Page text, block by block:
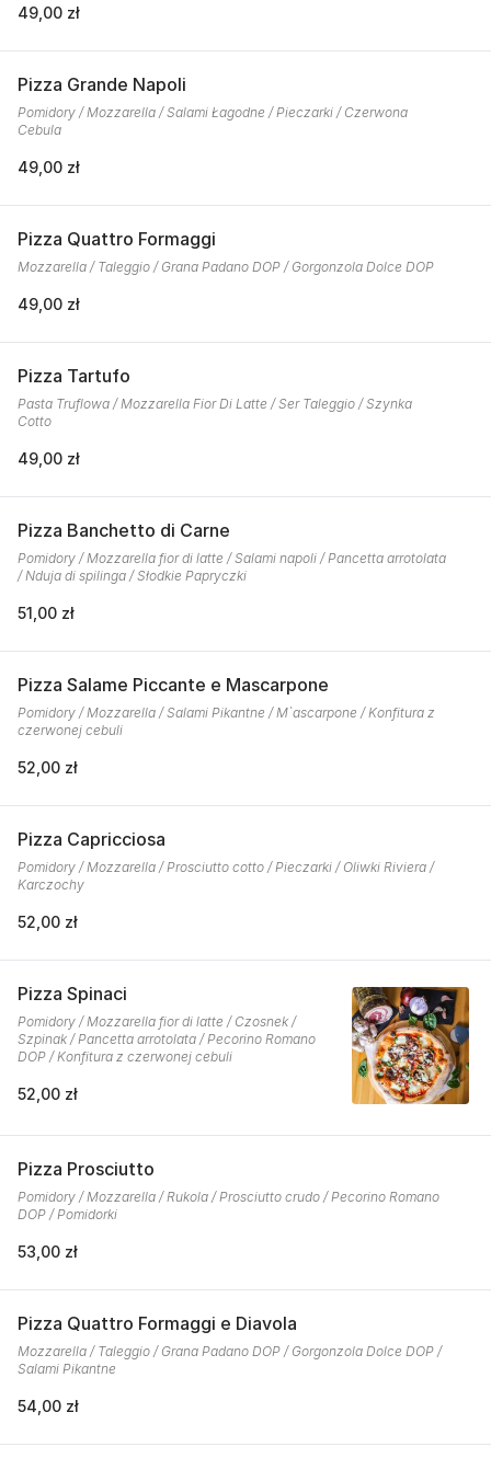
49,00 zł
Pizza Grande Napoli
Pomidory / Mozzarella / Salami Łagodne / Pieczarki / Czerwona
Cebula
49,00 zł
Pizza Quattro Formaggi
Mozzarella / Taleggio / Grana Padano DOP / Gorgonzola Dolce DOP
49,00 zł
Pizza Tartufo
Pasta Truflowa / Mozzarella Fior Di Latte / Ser Taleggio / Szynka
Cotto
49,00 zł
Pizza Banchetto di Carne
Pomidory / Mozzarella fior di latte / Salami napoli / Pancetta arrotolata
/ Nduja di spilinga / Słodkie Papryczki
51,00 zł
Pizza Salame Piccante e Mascarpone
Pomidory / Mozzarella / Salami Pikantne / M`ascarpone / Konfitura z
czerwonej cebuli
52,00 zł
Pizza Capricciosa
Pomidory / Mozzarella / Prosciutto cotto / Pieczarki / Oliwki Riviera /
Karczochy
52,00 zł
Pizza Spinaci
Pomidory / Mozzarella fior di latte / Czosnek /
Szpinak / Pancetta arrotolata / Pecorino Romano
DOP / Konfitura z czerwonej cebuli
52,00 zł
Pizza Prosciutto
Pomidory / Mozzarella / Rukola / Prosciutto crudo / Pecorino Romano
DOP / Pomidorki
53,00 zł
Pizza Quattro Formaggi e Diavola
Mozzarella / Taleggio / Grana Padano DOP / Gorgonzola Dolce DOP /
Salami Pikantne
54,00 zł